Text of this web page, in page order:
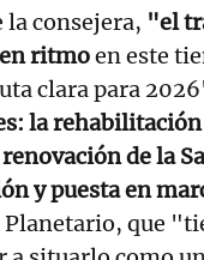
la consejera, "el
ritmoen este
clara para
la
de la
y puesta en
Planetario, que